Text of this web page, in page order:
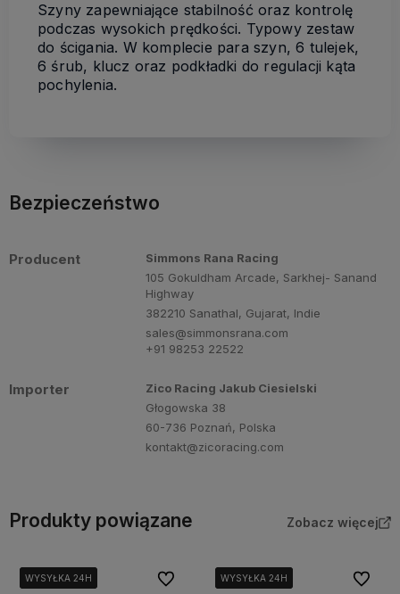
Szyny zapewniające stabilność oraz kontrolę
podczas wysokich prędkości. Typowy zestaw
do ścigania. W komplecie para szyn, 6 tulejek,
6 śrub, klucz oraz podkładki do regulacji kąta
pochylenia.
Bezpieczeństwo
Producent
Simmons Rana Racing
105 Gokuldham Arcade, Sarkhej- Sanand
Highway
382210 Sanathal, Gujarat, Indie
sales@simmonsrana.com
+91 98253 22522
Importer
Zico Racing Jakub Ciesielski
Głogowska 38
60-736 Poznań, Polska
kontakt@zicoracing.com
Produkty powiązane Zobacz więcej
WYSYŁKA 24H
WYSYŁKA 24H
WYSYŁKA 24H Do ulubionychWYSYŁKA 24H
WYSYŁKA 24H
WYSYŁKA 24H Do